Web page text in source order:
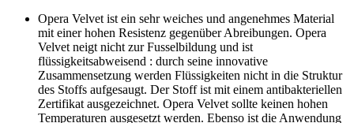
Opera Velvet ist ein sehr weiches und angenehmes Material
mit einer hohen Resistenz gegenüber Abreibungen. Opera
Velvet neigt nicht zur Fusselbildung und ist
flüssigkeitsabweisend : durch seine innovative
Zusammensetzung werden Flüssigkeiten nicht in die Struktur
des Stoffs aufgesaugt. Der Stoff ist mit einem antibakteriellen
Zertifikat ausgezeichnet. Opera Velvet sollte keinen hohen
Temperaturen ausgesetzt werden. Ebenso ist die Anwendung